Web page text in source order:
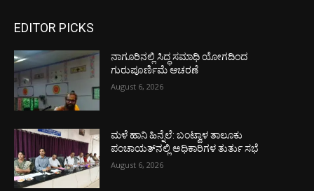
EDITOR PICKS
ನಾಗೂರಿನಲ್ಲಿ ಸಿದ್ಧ ಸಮಾಧಿ ಯೋಗದಿಂದ
ಗುರುಪೂರ್ಣಿಮೆ ಆಚರಣೆ
August 6, 2026
ಮಳೆ ಹಾನಿ ಹಿನ್ನೆಲೆ: ಬಂಟ್ವಾಳ ತಾಲೂಕು
ಪಂಚಾಯತ್‌ನಲ್ಲಿ ಅಧಿಕಾರಿಗಳ ತುರ್ತು ಸಭೆ
August 6, 2026